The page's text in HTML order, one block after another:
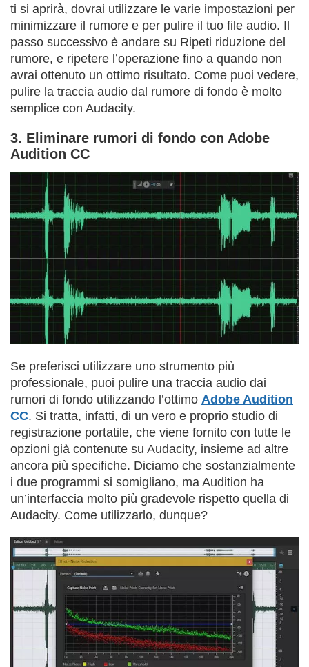
ti si aprirà, dovrai utilizzare le varie impostazioni per
minimizzare il rumore e per pulire il tuo file audio. Il
passo successivo è andare su Ripeti riduzione del
rumore, e ripetere l’operazione fino a quando non
avrai ottenuto un ottimo risultato. Come puoi vedere,
pulire la traccia audio dal rumore di fondo è molto
semplice con Audacity.
3. Eliminare rumori di fondo con Adobe
Audition CC
Se preferisci utilizzare uno strumento più
professionale, puoi pulire una traccia audio dai
rumori di fondo utilizzando l’ottimo Adobe Audition
CC. Si tratta, infatti, di un vero e proprio studio di
registrazione portatile, che viene fornito con tutte le
opzioni già contenute su Audacity, insieme ad altre
ancora più specifiche. Diciamo che sostanzialmente
i due programmi si somigliano, ma Audition ha
un’interfaccia molto più gradevole rispetto quella di
Audacity. Come utilizzarlo, dunque?